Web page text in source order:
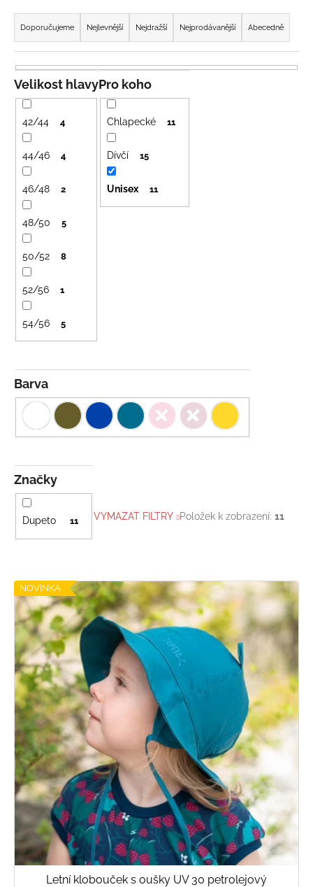
Ř
a
z
e
n
í
p
o
d
u
ů
Doporučujeme Nejlevnější Nejdražší Nejprodávanější Abecedně
Značky
Dupeto 11
Barva
Pro koho
Chlapecké 11
Dívčí 15
Unisex 11
Velikost hlavy
42/44 4
44/46 4
46/48 2
48/50 5
50/52 8
52/56 1
54/56 5
VYMAZAT FILTRY Položek k zobrazení:11
V
ý
p
i
s
p
r
o
d
u
k
t
ů
NOVINKA
Letní klobouček s oušky UV 30 petrolejový
e
LETNÍ
RYCHLESCHNOUCÍ
KALHOTY
ŽLUTÉ
695
Kč